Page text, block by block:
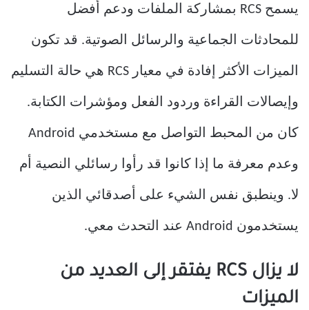
يسمح RCS بمشاركة الملفات ودعم أفضل
للمحادثات الجماعية والرسائل الصوتية. قد تكون
الميزات الأكثر إفادة في معيار RCS هي حالة التسليم
وإيصالات القراءة وردود الفعل ومؤشرات الكتابة.
كان من المحبط التواصل مع مستخدمي Android
وعدم معرفة ما إذا كانوا قد رأوا رسائلي النصية أم
لا. وينطبق نفس الشيء على أصدقائي الذين
يستخدمون Android عند التحدث معي.
لا يزال RCS يفتقر إلى العديد من
الميزات